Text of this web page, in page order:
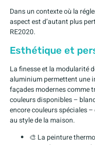
Dans un contexte où la
aspect est d’autant plus
RE2020.
Esthétique et
La finesse et la modularité
aluminium permettent une
façades modernes comme
couleurs disponibles –
encore couleurs spéciales
au style de la maison.
🎨 La peinture